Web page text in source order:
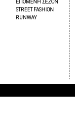
ΕΠΟΜΕΝΗ ΣΕΖΟΝ
STREET FASHION
RUNWAY